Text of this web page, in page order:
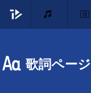
歌詞ページ